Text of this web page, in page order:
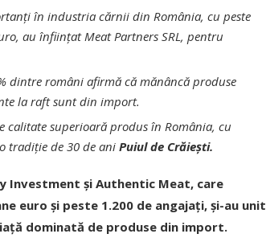
în industria cărnii din România, cu peste
au înființat Meat Partners SRL, pentru
dintre români afirmă că mănâncă produse
la raft sunt din import.
superioară produs în România, cu
tradiție de 30 de ani Puiul de Crăiești.
Investment și Authentic Meat, care
euro și peste 1.200 de angajați, și-au unit
dominată de produse din import.